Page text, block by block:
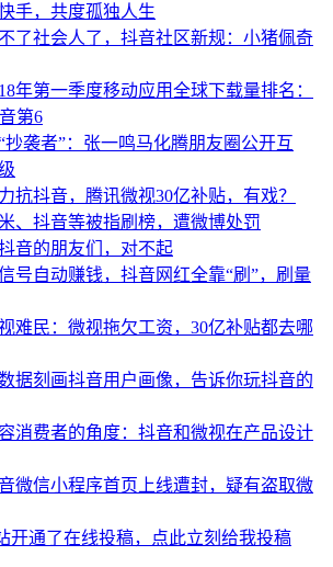
手，共度孤独人生
了社会人了，抖音社区新规：小猪佩奇
年第一季度移动应用全球下载量排名：
第6
抄袭者”：张一鸣马化腾朋友圈公开互
抗抖音，腾讯微视30亿补贴，有戏？
、抖音等被指刷榜，遭微博处罚
音的朋友们，对不起
号自动赚钱，抖音网红全靠“刷”，刷量
难民：微视拖欠工资，30亿补贴都去哪
据刻画抖音用户画像，告诉你玩抖音的
消费者的角度：抖音和微视在产品设计
微信小程序首页上线遭封，疑有盗取微
开通了在线投稿，点此立刻给我投稿